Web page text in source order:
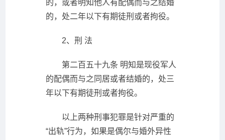
的，或者明知他人有配偶而与之结婚
的，处二年以下有期徒刑或者拘役。
2、刑 法
第二百五十九条 明知是现役军人
的配偶而与之同居或者结婚的，处三
年以下有期徒刑或者拘役。
以上两种刑事犯罪是针对严重的
“出轨”行为，如果是偶尔与婚外异性